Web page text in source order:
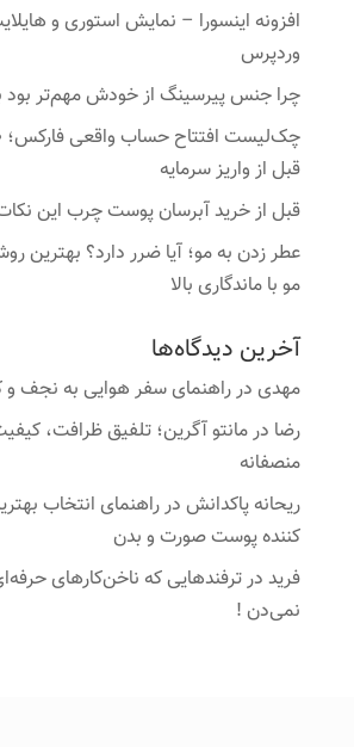
افزونه اینسورا – نمایش استوری و
وردپرس
چرا جنس پیرسینگ از خودش مهم‌تر بود
قبل از واریز سرمایه
قبل از خرید آبرسان پوست چرب این نکات
عطر زدن به مو؛ آیا ضرر دارد؟ بهترین
مو با ماندگاری بالا
آخرین دیدگاه‌ها
مهدیدرراهنمای سفر هوایی به نجف و
رضا درمانتو آگرین؛ تلفیق ظرافت،
منصفانه
ریحانه پاکدانشدرراهنمای انتخاب
کننده پوست صورت و بدن
فریددرترفندهایی که ناخن‌کارهای
نمی‌دن !